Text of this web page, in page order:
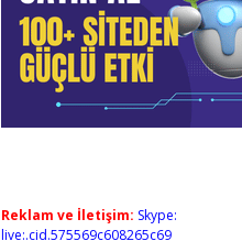
Reklam ve İletişim: Skype:
live:.cid.575569c608265c69